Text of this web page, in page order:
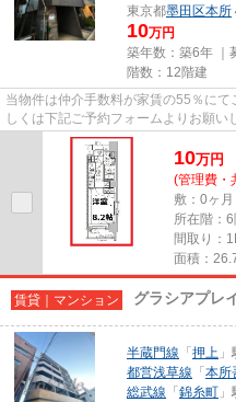
東京都墨田区本所
10万円
築年数：築6年 ｜
階数：12階建
当物件は仲介手数料が家賃の55％に
しくは下記ご予約フォームよりお願い
10万円
(管理費・
敷：0ヶ
所在階：
間取り：
面積：
賃貸｜マンション グラシアプレ
半蔵門線 「 押上
都営浅草線 「 本所
総武線 「 錦糸町